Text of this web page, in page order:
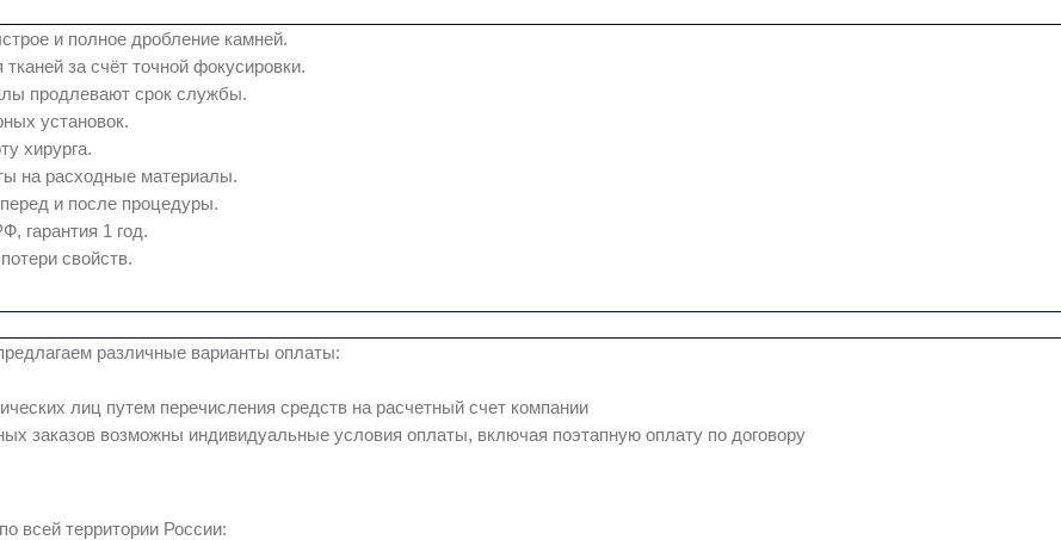
и полное дробление камней.
за счёт точной фокусировки.
продлевают срок службы.
установок.
хирурга.
на расходные материалы.
и после процедуры.
гарантия 1 год.
свойств.
различные варианты оплаты:
лиц путем перечисления средств на расчетный счет компании
заказов возможны индивидуальные условия оплаты, включая поэтапную оплату по договору
всей территории России: